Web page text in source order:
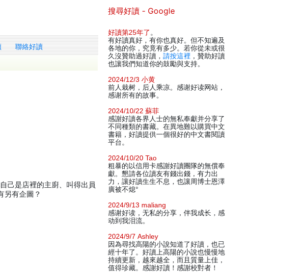
聯絡好讀
己是店裡的主廚、叫得出員
另有企圖？
搜尋好讀 - Google
好讀第25年了 。
有好讀真好，有你也真好。但不知遍及
各地的你，究竟有多少。若你從未或很
久沒贊助過好讀， 請按這裡 ，贊助好讀
也讓我們知道你的鼓勵與支持。
2024/12/3 小黄
前人栽树，后人乘凉。感谢好读网站，
感谢所有的故事。
2024/10/22 蘇菲
感謝好讀各界人士的無私奉獻并分享了
不同種類的書藏。在異地難以購買中文
書籍，好讀提供一個很好的中文書閱讀
平台。
2024/10/20 Tao
粗暴的以信用卡感謝好讀團隊的無償奉
獻。懇請各位讀友有錢出錢，有力出
力，讓好讀生生不息，也讓周博士恩澤
廣被不熄°
2024/9/13 maliang
感谢好读，无私的分享，伴我成长，感
动到我泪流。
2024/9/7 Ashley
因為尋找高陽的小說知道了好讀，也已
經十年了。好讀上高陽的小說也慢慢地
持續更新，越來越全，而且質量上佳，
值得珍藏。感謝好讀！感謝校對者！